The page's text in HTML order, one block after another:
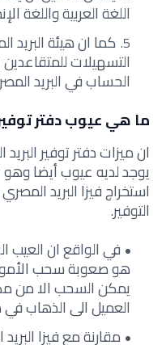
اللغة العربية واللغة
كما ان هيئة البريد
التسهيلات
الحساب في البريد
ما هي عيوب دفتر
ان ميزات دفتر توفير
يوجد لديه عيوب أيضا وهو
استخراج فيزا البريد
التوفير.
في الواقع ان العيب
هو صعوبة سحب
يمكن السحب الا من
العميل الى الذهاب
مقارنة مع فيزا